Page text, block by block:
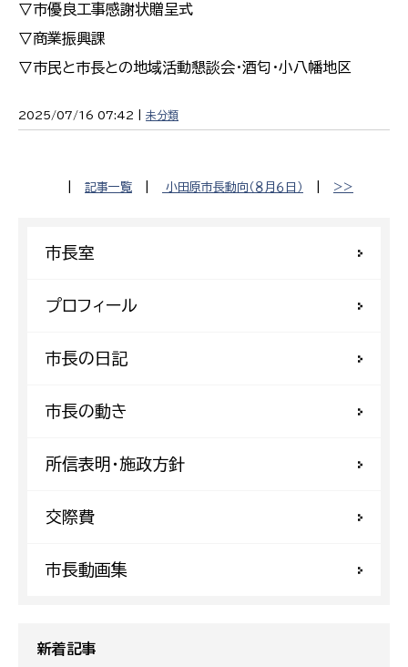
▽市優良工事感謝状贈呈式
▽商業振興課
▽市民と市長との地域活動懇談会・酒匂・小八幡地区
2025/07/16 07:42 | 未分類
記事一覧 小田原市長動向（８月６日） >>
市長室
プロフィール
市長の日記
市長の動き
所信表明・施政方針
交際費
市長動画集
新着記事